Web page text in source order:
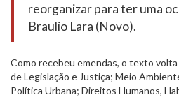
reorganizar para ter uma
Braulio Lara (Novo).
Como recebeu emendas, o texto volta
de Legislação e Justiça; Meio
Política Urbana; Direitos Humanos,